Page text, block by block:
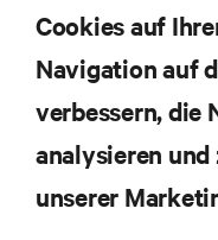
RESSOURCEN
SUPPORT
Cookies auf
Navigation auf
verbessern, die
analysieren
unserer